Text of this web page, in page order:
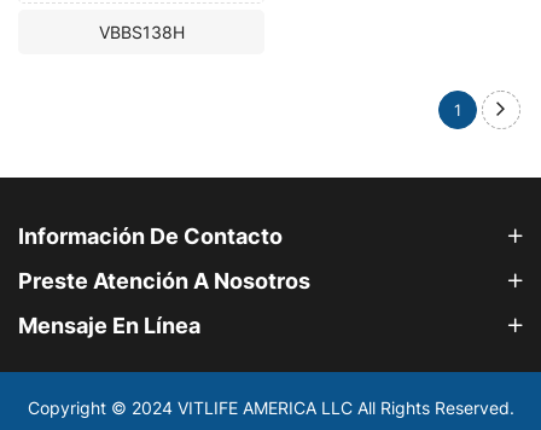
VBBS138H
1
Información De Contacto
Preste Atención A Nosotros
Mensaje En Línea
Copyright © 2024 VITLIFE AMERICA LLC All Rights Reserved.